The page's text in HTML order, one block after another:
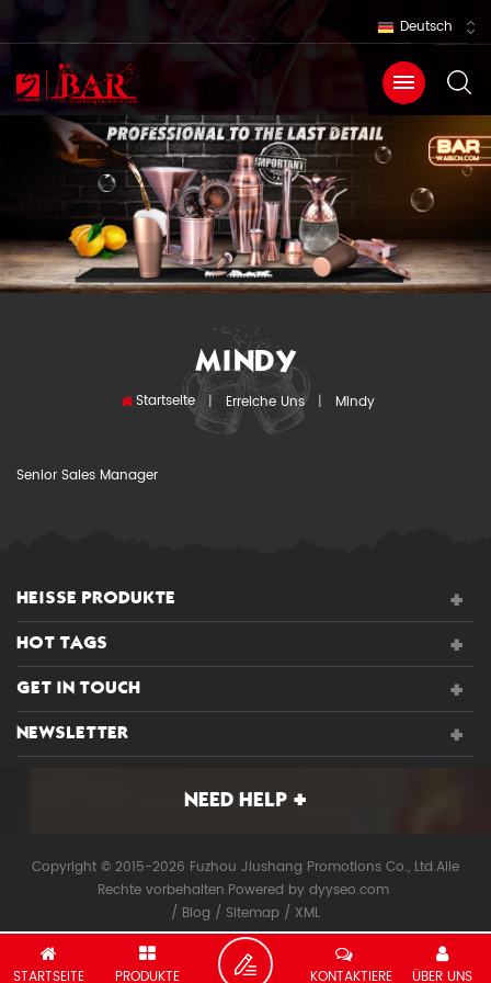
Deutsch
MINDY
Startseite | Erreiche Uns | Mindy
Senior Sales Manager
HEISSE PRODUKTE
HOT TAGS
GET IN TOUCH
NEWSLETTER
NEED HELP
Copyright © 2015-2026 Fuzhou Jiushang Promotions Co., Ltd.Alle
Rechte vorbehalten.Powered by dyyseo.com
/ Blog / Sitemap / XML
STARTSEITE PRODUKTE ÜBER UNS
KONTAKTIERE